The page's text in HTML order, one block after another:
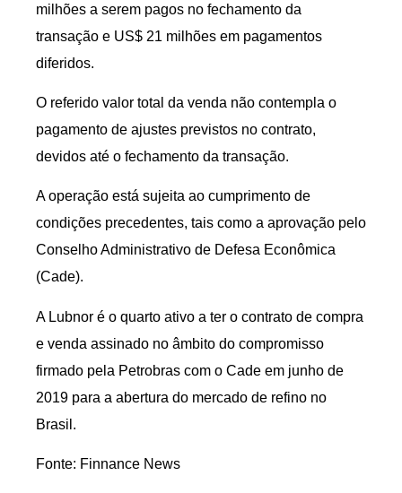
milhões a serem pagos no fechamento da
transação e US$ 21 milhões em pagamentos
diferidos.
O referido valor total da venda não contempla o
pagamento de ajustes previstos no contrato,
devidos até o fechamento da transação.
A operação está sujeita ao cumprimento de
condições precedentes, tais como a aprovação pelo
Conselho Administrativo de Defesa Econômica
(Cade).
A Lubnor é o quarto ativo a ter o contrato de compra
e venda assinado no âmbito do compromisso
firmado pela Petrobras com o Cade em junho de
2019 para a abertura do mercado de refino no
Brasil.
Fonte: Finnance News